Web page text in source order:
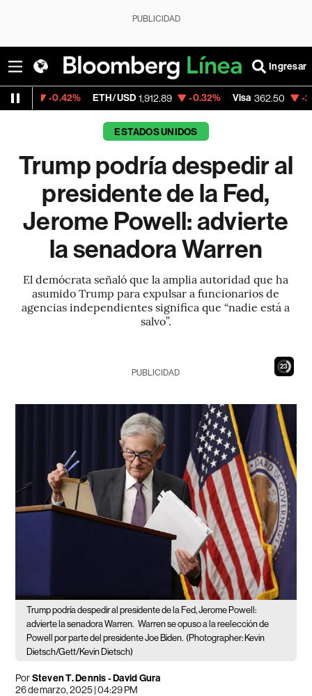
PUBLICIDAD
Ingresar
ETH/USD 1,912.89 -0.32% Visa 362.50 -2.15%
ESTADOS UNIDOS
Trump podría despedir al
presidente de la Fed,
Jerome Powell: advierte
la senadora Warren
El demócrata señaló que la amplia autoridad que ha
asumido Trump para expulsar a funcionarios de
agencias independientes significa que “nadie está a
salvo”.
22
PUBLICIDAD
Trump podría despedir al presidente de la Fed, Jerome Powell:
advierte la senadora Warren. Warren se opuso a la reelección de
Powell por parte del presidente Joe Biden. (Photographer: Kevin
Dietsch/Gett/Kevin Dietsch)
PorSteven T. Dennis - David Gura
26 de marzo, 2025 | 04:29 PM